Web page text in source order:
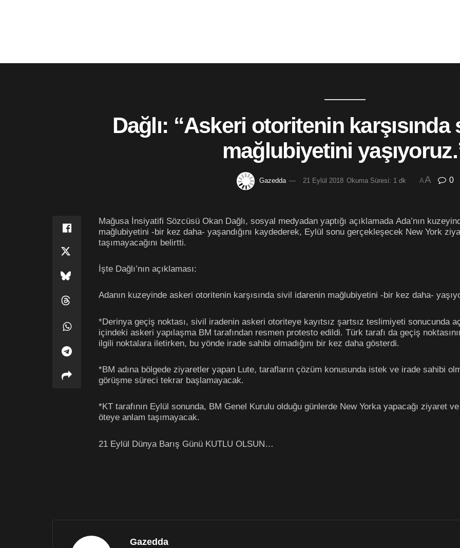
Dağlı: “Askeri otoritenin
mağlubiyetini
Gazedda 21 Eylül 2018 Okuma Süresi: 1 dk AA 0
Mağusa İnsiyatifi Sözcüsü Okan Dağlı, sosyal medyadan yaptığı açıklamada Ada’nın
mağlubiyetini -bir kez daha- yaşandığını kaydederek, Eylül sonu gerçekleşecek New York
taşımayacağını belirtti.
İşte Dağlı’nın açıklaması:
Adanın kuzeyinde askeri otoritenin karşısında sivil idarenin mağlubiyetini -bir kez daha-
*Derinya geçiş noktası, sivil iradenin askeri otoriteye kayıtsız şartsız teslimiyeti sonucunda
içindeki askeri yapılaşma BM tarafından resmen protesto edildi. Türk tarafı da geçiş
ilgili noktalara iletirken, bu yönde irade sahibi olmadığını bir kez daha gösterdi.
*BM adına bölgede ziyaretler yapan Lute, tarafların çözüm konusunda istek ve irade sahibi
görüşme süreci tekrar başlamayacak.
*KT tarafının Eylül sonunda, BM Genel Kurulu olduğu günlerde New Yorka yapacağı ziyaret
öteye anlam taşımayacak.
21 Eylül Dünya Barış Günü KUTLU OLSUN…
Gazedda